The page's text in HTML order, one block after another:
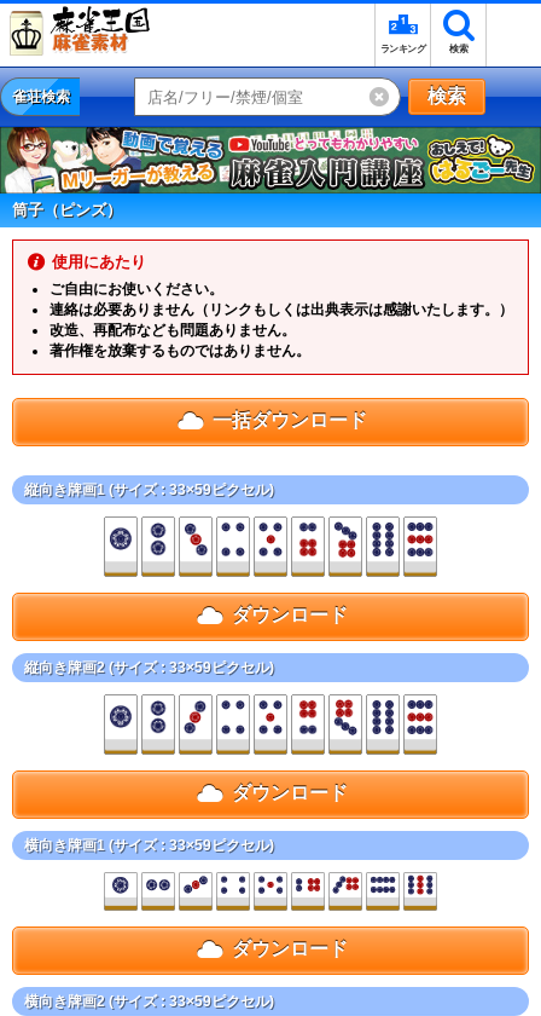
ランキング 検索
雀荘検索 検索
筒子（ピンズ）
使用にあたり
ご自由にお使いください。
連絡は必要ありません（リンクもしくは出典表示は感謝いたします。）
改造、再配布なども問題ありません。
著作権を放棄するものではありません。
一括ダウンロード
縦向き牌画1 (サイズ : 33×59ピクセル)
ダウンロード
縦向き牌画2 (サイズ : 33×59ピクセル)
ダウンロード
横向き牌画1 (サイズ : 33×59ピクセル)
ダウンロード
横向き牌画2 (サイズ : 33×59ピクセル)